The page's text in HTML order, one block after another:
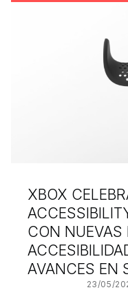
XBOX
CON NUEVAS
AVANCES EN
23/05/